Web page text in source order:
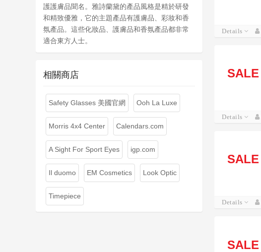
Details
SALE
Details
SALE
Details
SALE
護護膚品聞名。雅詩蘭黛的產品風格是精於研發
和精致優雅，它的主題產品有護膚品、彩妝和香
氛產品。這些化妝品、護膚品和香氛產品都非常
適合東方人士。
相關商店
Safety Glasses 美國官網 Ooh La Luxe
Morris 4x4 Center Calendars.com
A Sight For Sport Eyes igp.com
Il duomo EM Cosmetics Look Optic
Timepiece